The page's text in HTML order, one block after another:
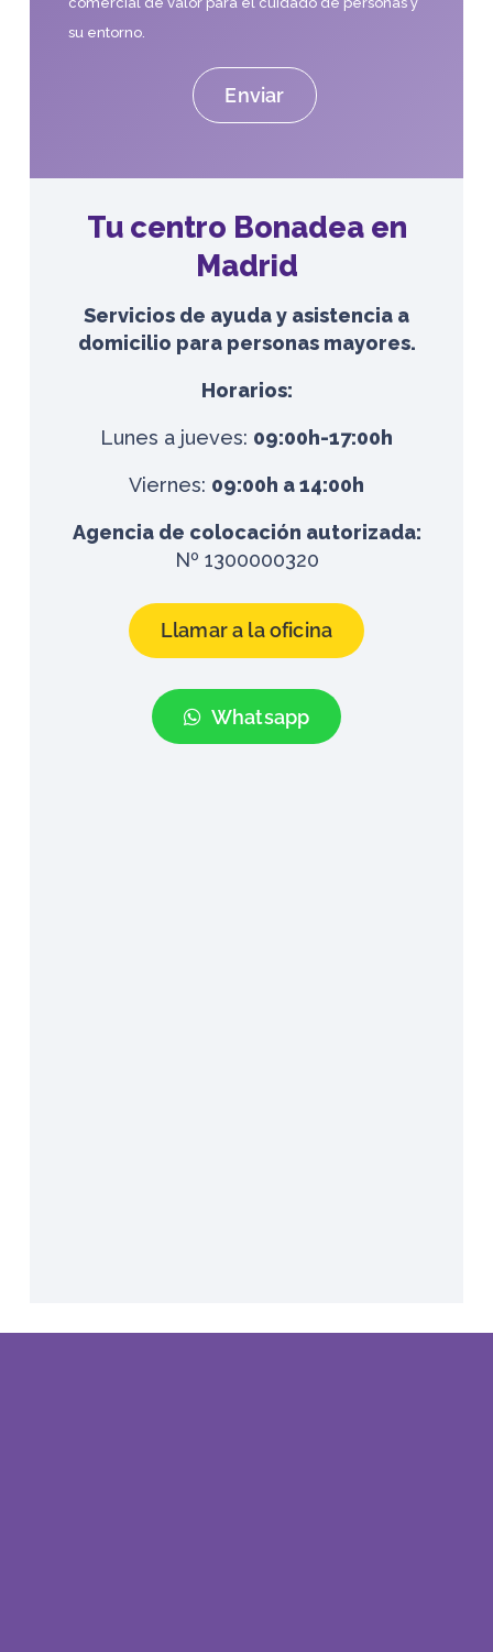
Tu centro Bonadea en
Madrid
Servicios de ayuda y asistencia a
domicilio para personas mayores.
Horarios:
Lunes a jueves: 09:00h-17:00h
Viernes: 09:00h a 14:00h
Agencia de colocación autorizada:
Nº 1300000320
Llamar a la oficina
Whatsapp
su entorno.